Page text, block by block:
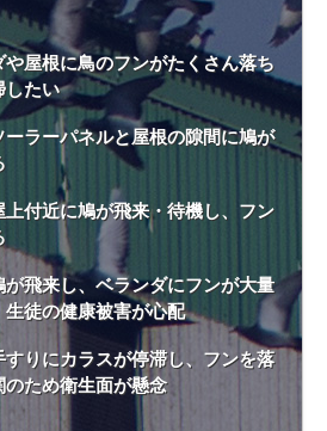
や屋根に鳥のフンがたくさん落ち
したい
ラーパネルと屋根の隙間に鳩が
上付近に鳩が飛来・待機し、フン
飛来し、ベランダにフンが大量
生徒の健康被害が心配
りにカラスが停滞し、フンを落
のため衛生面が懸念